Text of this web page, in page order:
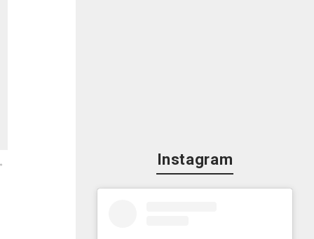
Instagram